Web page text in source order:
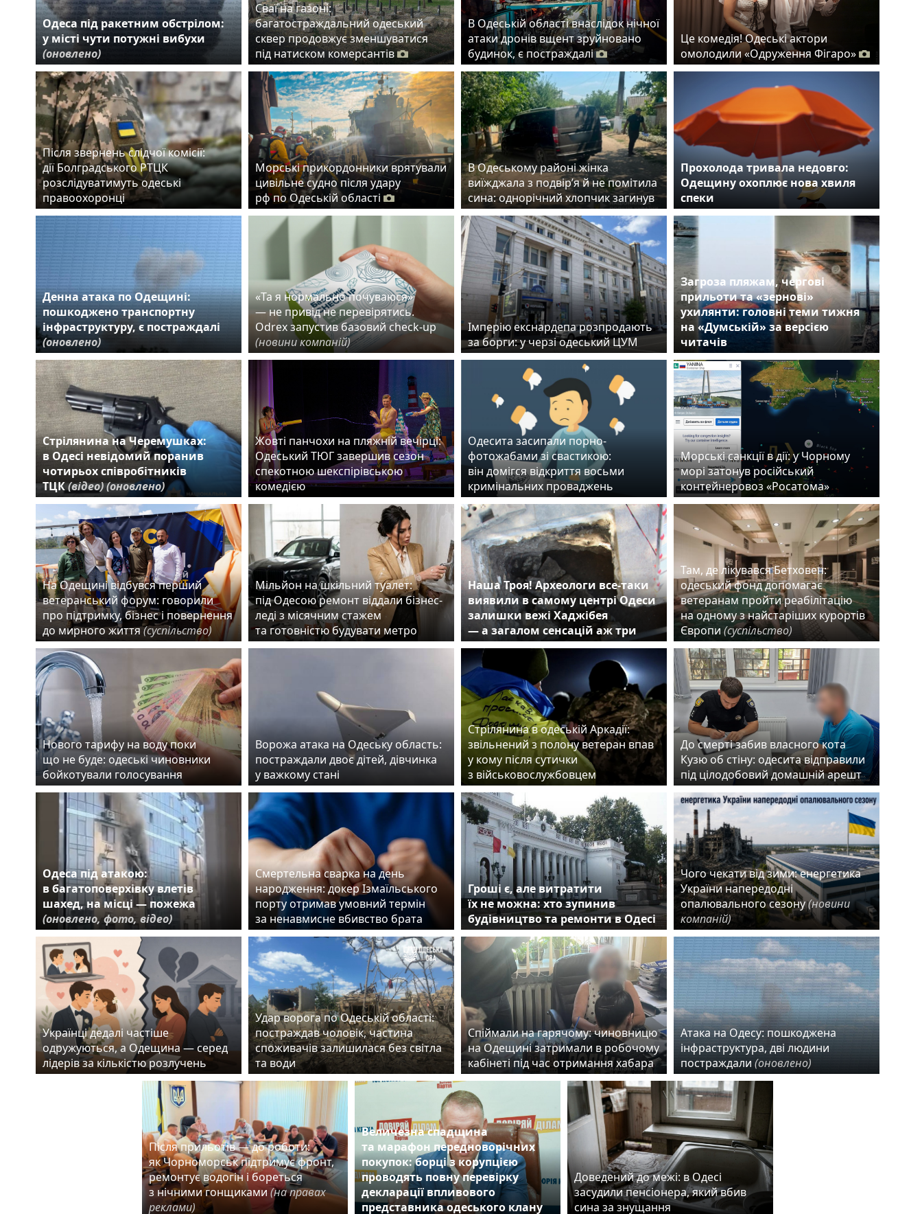
Одеса під ракетним обстрілом:
у місті чути потужні вибухи
(оновлено)
Сваї на газоні:
багатостраждальний одеський
сквер продовжує зменшуватися
під натиском комерсантів
В Одеській області внаслідок нічної
атаки дронів вщент зруйновано
будинок, є постраждалі
Це комедія! Одеські актори
омолодили «Одруження Фігаро»
Після звернень слідчої комісії:
дії Болградського РТЦК
розслідуватимуть одеські
правоохоронці
Морські прикордонники врятували
цивільне судно після удару
рф по Одеській області
В Одеському районі жінка
виїжджала з подвір’я й не помітила
сина: однорічний хлопчик загинув
Прохолода тривала недовго:
Одещину охоплює нова хвиля
спеки
Денна атака по Одещині:
пошкоджено транспортну
інфраструктуру, є постраждалі
(оновлено)
«Та я нормально почуваюся»
— не привід не перевірятись.
Odrex запустив базовий check-up
(новини компаній)
Імперію екснардепа розпродають
за борги: у черзі одеський ЦУМ
Загроза пляжам, чергові
прильоти та «зернові»
ухилянти: головні теми тижня
на «Думській» за версією
читачів
Стрілянина на Черемушках:
в Одесі невідомий поранив
чотирьох співробітників
ТЦК(відео)(оновлено)
Жовті панчохи на пляжній вечірці:
Одеський ТЮГ завершив сезон
спекотною шекспірівською
комедією
Одесита засипали порно-
фотожабами зі свастикою:
він домігся відкриття восьми
кримінальних проваджень
Морські санкції в дії: у Чорному
морі затонув російський
контейнеровоз «Росатома»
На Одещині відбувся перший
ветеранський форум: говорили
про підтримку, бізнес і повернення
до мирного життя(суспільство)
Мільйон на шкільний туалет:
під Одесою ремонт віддали бізнес-
леді з місячним стажем
та готовністю будувати метро
Наша Троя! Археологи все-таки
виявили в самому центрі Одеси
залишки вежі Хаджібея
— а загалом сенсацій аж три
Там, де лікувався Бетховен:
одеський фонд допомагає
ветеранам пройти реабілітацію
на одному з найстаріших курортів
Європи (суспільство)
Нового тарифу на воду поки
що не буде: одеські чиновники
бойкотували голосування
Ворожа атака на Одеську область:
постраждали двоє дітей, дівчинка
у важкому стані
Стрілянина в одеській Аркадії:
звільнений з полону ветеран впав
у кому після сутички
з військовослужбовцем
До смерті забив власного кота
Кузю об стіну: одесита відправили
під цілодобовий домашній арешт
Одеса під атакою:
в багатоповерхівку влетів
шахед, на місці — пожежа
(оновлено, фото, відео)
Смертельна сварка на день
народження: докер Ізмаїльського
порту отримав умовний термін
за ненавмисне вбивство брата
Гроші є, але витратити
їх не можна: хто зупинив
будівництво та ремонти в Одесі
Чого чекати від зими: енергетика
України напередодні
опалювального сезону(новини
компаній)
Українці дедалі частіше
одружуються, а Одещина — серед
лідерів за кількістю розлучень
Удар ворога по Одеській області:
постраждав чоловік, частина
споживачів залишилася без світла
та води
Спіймали на гарячому: чиновницю
на Одещині затримали в робочому
кабінеті під час отримання хабара
Атака на Одесу: пошкоджена
інфраструктура, дві людини
постраждали (оновлено)
Після прильотів — до роботи:
як Чорноморськ підтримує фронт,
ремонтує водогін і бореться
з нічними гонщиками (на правах
реклами)
Величезна спадщина
та марафон передноворічних
покупок: борці з корупцією
проводять повну перевірку
декларації впливового
представника одеського клану
Доведений до межі: в Одесі
засудили пенсіонера, який вбив
сина за знущання